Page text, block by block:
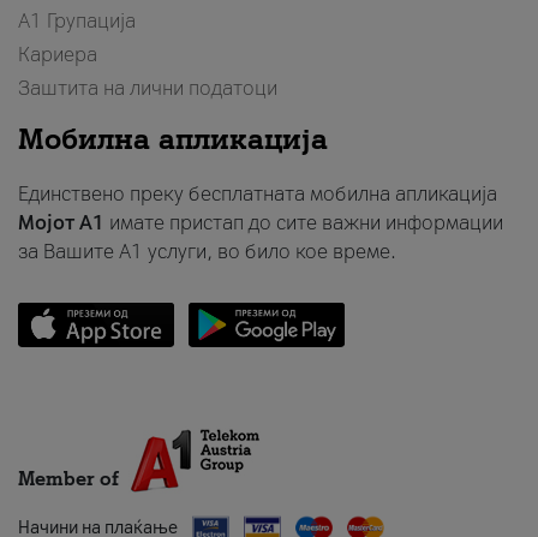
А1 Групација
Кариера
Заштита на лични податоци
Мобилна апликација
Единствено преку бесплатната мобилна апликација
Мојот A1 имате пристап до сите важни информации
за Вашите A1 услуги, во било кое време.
Member of
Начини на плаќање